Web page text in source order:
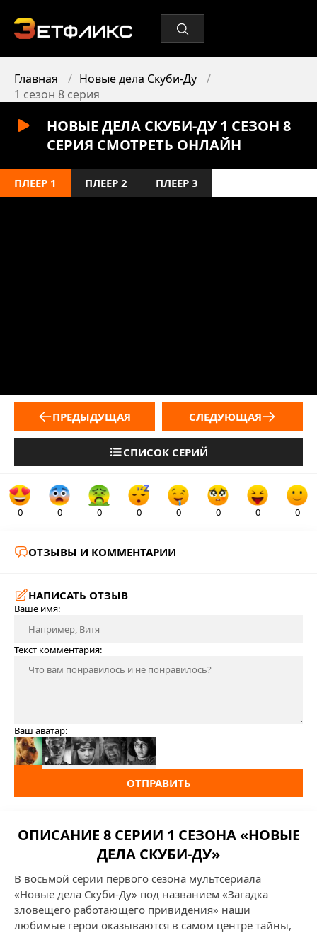
Главная
Новые дела Скуби-Ду
1 сезон 8 серия
НОВЫЕ ДЕЛА СКУБИ-ДУ 1 СЕЗОН 8
СЕРИЯ СМОТРЕТЬ ОНЛАЙН
ПЛЕЕР 1 ПЛЕЕР 2 ПЛЕЕР 3
ПРЕДЫДУЩАЯ
СПИСОК СЕРИЙ
СЛЕДУЮЩАЯ
0 0 0 0 0 0 0 0
ОТЗЫВЫ И КОММЕНТАРИИ
НАПИСАТЬ ОТЗЫВ
Ваше имя:
Текст комментария:
Ваш аватар:
ОТПРАВИТЬ
ОПИСАНИЕ 8 СЕРИИ 1 СЕЗОНА «НОВЫЕ
ДЕЛА СКУБИ-ДУ»
В восьмой серии первого сезона мультсериала
«Новые дела Скуби-Ду» под названием «Загадка
зловещего работающего привидения» наши
любимые герои оказываются в самом центре тайны,